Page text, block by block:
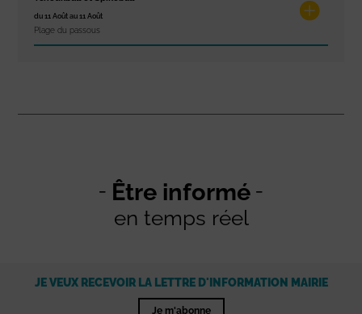
du 11 Août au 11 Août
Plage du passous
Être informé
en temps réel
JE VEUX RECEVOIR LA LETTRE D'INFORMATION MAIRIE
Je m'abonne